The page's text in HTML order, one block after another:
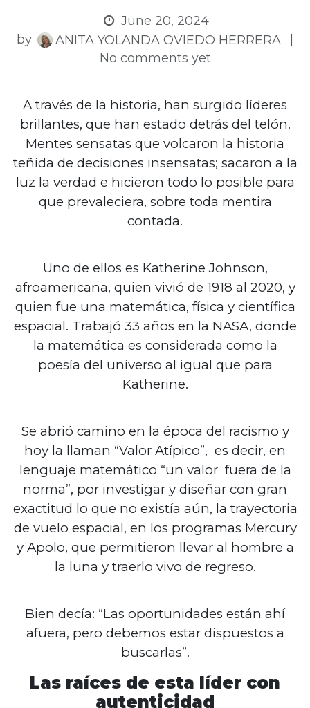
June 20, 2024
by
ANITA YOLANDA OVIEDO HERRERA
No comments yet
A través de la historia, han surgido líderes
brillantes, que han estado detrás del telón.
Mentes sensatas que volcaron la historia
teñida de decisiones insensatas; sacaron a la
luz la verdad e hicieron todo lo posible para
que prevaleciera, sobre toda mentira
contada.
Uno de ellos es Katherine Johnson,
afroamericana, quien vivió de 1918 al 2020, y
quien fue una matemática, física y científica
espacial. Trabajó 33 años en la NASA, donde
la matemática es considerada como la
poesía del universo al igual que para
Katherine.
Se abrió camino en la época del racismo y
hoy la llaman “Valor Atípico”, es decir, en
lenguaje matemático “un valor fuera de la
norma”, por investigar y diseñar con gran
exactitud lo que no existía aún, la trayectoria
de vuelo espacial, en los programas Mercury
y Apolo, que permitieron llevar al hombre a
la luna y traerlo vivo de regreso.
Bien decía: “Las oportunidades están ahí
afuera, pero debemos estar dispuestos a
buscarlas”.
Las raíces de esta líder con
autenticidad